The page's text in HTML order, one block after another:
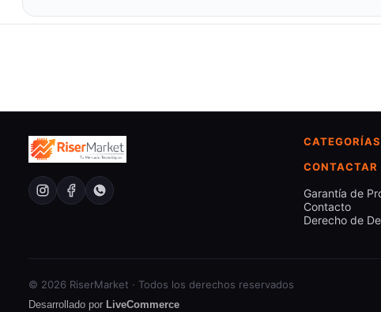
CATEGORÍAS
CONTACTAR
Garantía de
Contacto
Derecho de
© 2026 RiserMarket · Todos los derechos reservados
Desarrollado por LiveCommerce